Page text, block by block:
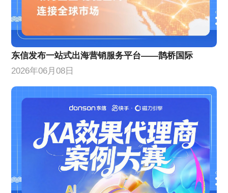
东信发布一站式出海营销服务平台——鹊桥国际
2026年06月08日